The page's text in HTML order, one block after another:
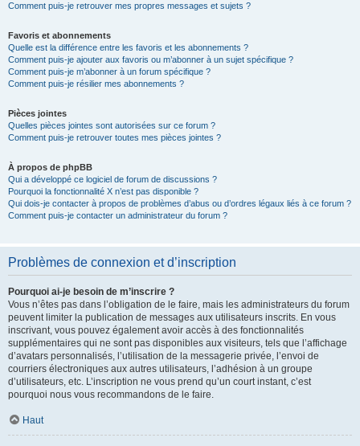
Comment puis-je retrouver mes propres messages et sujets ?
Favoris et abonnements
Quelle est la différence entre les favoris et les abonnements ?
Comment puis-je ajouter aux favoris ou m’abonner à un sujet spécifique ?
Comment puis-je m’abonner à un forum spécifique ?
Comment puis-je résilier mes abonnements ?
Pièces jointes
Quelles pièces jointes sont autorisées sur ce forum ?
Comment puis-je retrouver toutes mes pièces jointes ?
À propos de phpBB
Qui a développé ce logiciel de forum de discussions ?
Pourquoi la fonctionnalité X n’est pas disponible ?
Qui dois-je contacter à propos de problèmes d’abus ou d’ordres légaux liés à ce forum ?
Comment puis-je contacter un administrateur du forum ?
Problèmes de connexion et d’inscription
Pourquoi ai-je besoin de m’inscrire ?
Vous n’êtes pas dans l’obligation de le faire, mais les administrateurs du forum
peuvent limiter la publication de messages aux utilisateurs inscrits. En vous
inscrivant, vous pouvez également avoir accès à des fonctionnalités
supplémentaires qui ne sont pas disponibles aux visiteurs, tels que l’affichage
d’avatars personnalisés, l’utilisation de la messagerie privée, l’envoi de
courriers électroniques aux autres utilisateurs, l’adhésion à un groupe
d’utilisateurs, etc. L’inscription ne vous prend qu’un court instant, c’est
pourquoi nous vous recommandons de le faire.
Haut